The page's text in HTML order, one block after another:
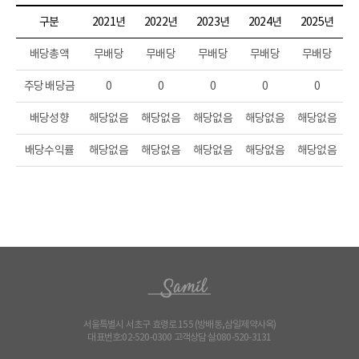
구분 2021년 2022년 2023년 2024년 2025년
배당총액 무배당 무배당 무배당 무배당 무배당
주당 배당금 0 0 0 0 0
배당성향 해당없음 해당없음 해당없음 해당없음 해당없음
배당수익률 해당없음 해당없음 해당없음 해당없음 해당없음
서울특별시 서초구 효령로 155 (방배동,삼일제약사옥)
대표번호:02-520-0300 고객상담실:080-520-3131